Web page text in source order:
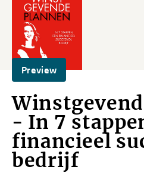
Preview
- In 7
financieel
bedrijf